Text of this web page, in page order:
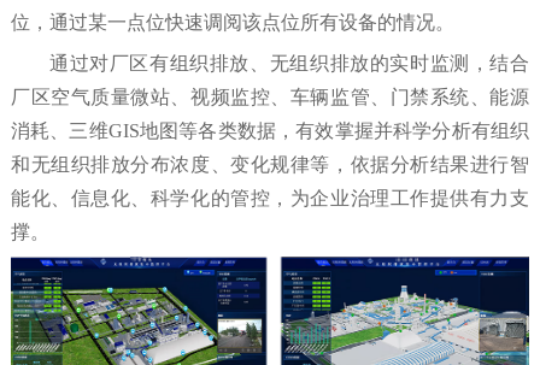
位，通过某一点位快速调阅该点位所有设备的情况。
通过对厂区有组织排放、无组织排放的实时监测，结合
厂区空气质量微站、视频监控、车辆监管、门禁系统、能源
消耗、三维GIS地图等各类数据，有效掌握并科学分析有组织
和无组织排放分布浓度、变化规律等，依据分析结果进行智
能化、信息化、科学化的管控，为企业治理工作提供有力支
撑。